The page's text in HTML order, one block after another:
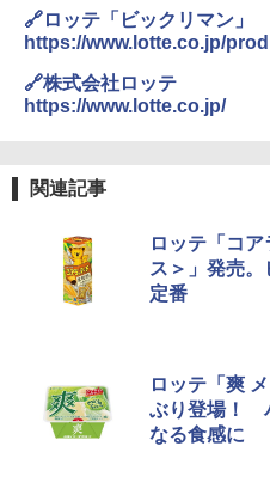
イスキー
￥4,927
￥6,783
サント
入 700ml
￥20,000
ーフード
らに塩分
￥2,323
マルち
￥341
レンジ
人暮らし
￥34,280
0℃ 1段調
ジ 赤外
シャープ
AX-
🔗ロッテ「ビックリマン」
https://www.lotte.co.jp/
🔗株式会社ロッテ
https://www.lotte.co.jp/
関連記事
ロッテ「コ
ス＞」発売
定番
ロッテ「爽
ぶり登場！
なる食感に